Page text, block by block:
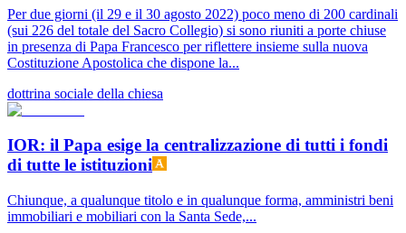
Per due giorni (il 29 e il 30 agosto 2022) poco meno di 200 cardinali
(sui 226 del totale del Sacro Collegio) si sono riuniti a porte chiuse
in presenza di Papa Francesco per riflettere insieme sulla nuova
Costituzione Apostolica che dispone la...
dottrina sociale della chiesa
IOR: il Papa esige la centralizzazione di tutti i fondi
di tutte le istituzioni
Chiunque, a qualunque titolo e in qualunque forma, amministri beni
immobiliari e mobiliari con la Santa Sede,...